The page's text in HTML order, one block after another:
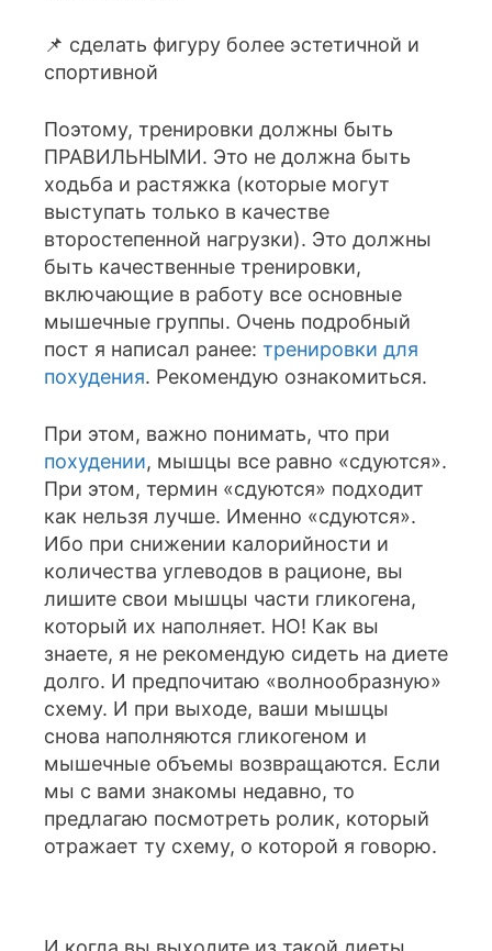
📌 сделать фигуру более эстетичной и
спортивной
Поэтому, тренировки должны быть
ПРАВИЛЬНЫМИ. Это не должна быть
ходьба и растяжка (которые могут
выступать только в качестве
второстепенной нагрузки). Это должны
быть качественные тренировки,
включающие в работу все основные
мышечные группы. Очень подробный
пост я написал ранее: тренировки для
похудения. Рекомендую ознакомиться.
При этом, важно понимать, что при
похудении, мышцы все равно «сдуются».
При этом, термин «сдуются» подходит
как нельзя лучше. Именно «сдуются».
Ибо при снижении калорийности и
количества углеводов в рационе, вы
лишите свои мышцы части гликогена,
который их наполняет. НО! Как вы
знаете, я не рекомендую сидеть на диете
долго. И предпочитаю «волнообразную»
схему. И при выходе, ваши мышцы
снова наполняются гликогеном и
мышечные объемы возвращаются. Если
мы с вами знакомы недавно, то
предлагаю посмотреть ролик, который
отражает ту схему, о которой я говорю.